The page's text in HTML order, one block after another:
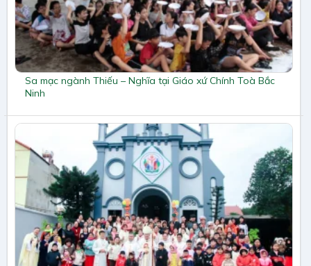
Sa mạc ngành Thiếu – Nghĩa tại Giáo xứ Chính Toà Bắc
Ninh